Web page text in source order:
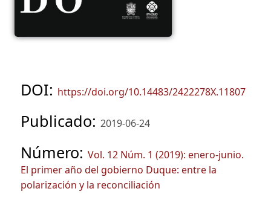
DOI: https://doi.org/10.14483/2422278X.11807
Publicado: 2019-06-24
Número: Vol. 12 Núm. 1 (2019): enero-junio.
El primer año del gobierno Duque: entre la
polarización y la reconciliación